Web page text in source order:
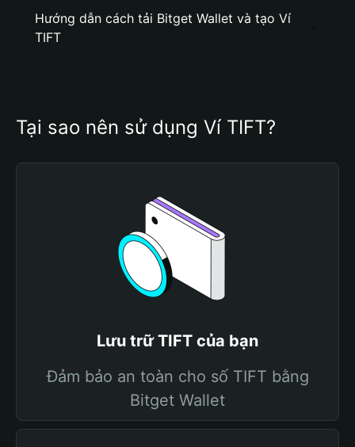
Hướng dẫn cách tải Bitget Wallet và tạo Ví
TIFT
Tại sao nên sử dụng Ví TIFT?
Lưu trữ TIFT của bạn
Đảm bảo an toàn cho số TIFT bằng
Bitget Wallet